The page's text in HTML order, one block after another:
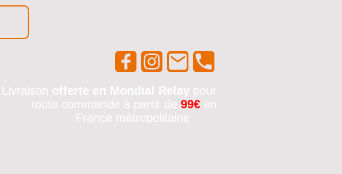
Livraison offerte en Mondial Relay pour
toute commande à partir de 99€en
France métropolitaine